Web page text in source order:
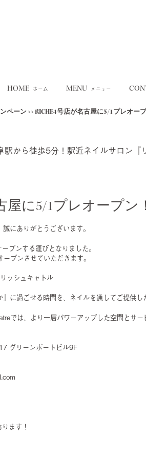
HOME ホーム MENU メニュー
ペーン>>RICHE4号店が名古屋に5/1プレオープ
駅から徒歩5分！駅近ネイルサロン『
屋に5/1プレオープン！
にありがとうございます。
プンする運びとなりました。
プンさせていただきます。
ッシュキャトル
に過ごせる時間を、ネイルを通してご提供し
では、より一層パワーアップした空間とサ
グリーンポートビル9F
ます！